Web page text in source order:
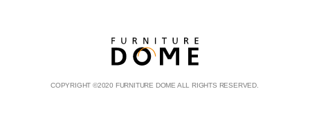
COPYRIGHT©2020 FURNITURE DOME ALL RIGHTS RESERVED.